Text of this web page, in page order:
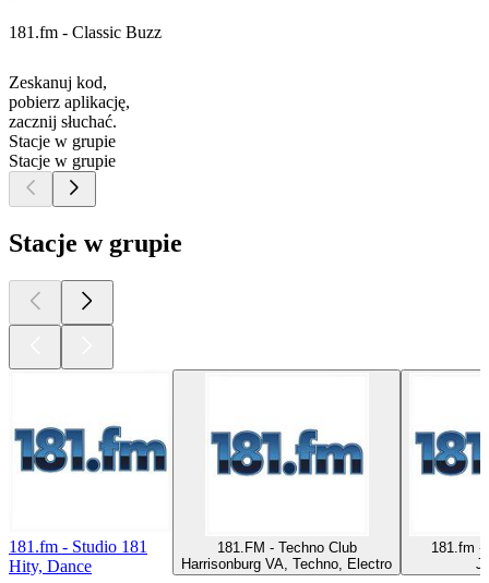
181.fm - Classic Buzz
Zeskanuj kod,
pobierz aplikację,
zacznij słuchać.
Stacje w grupie
Stacje w grupie
Stacje w grupie
181.fm - Studio 181
Hity, Dance
181.FM - Techno Club
Harrisonburg VA, Techno, Electro
181.fm -